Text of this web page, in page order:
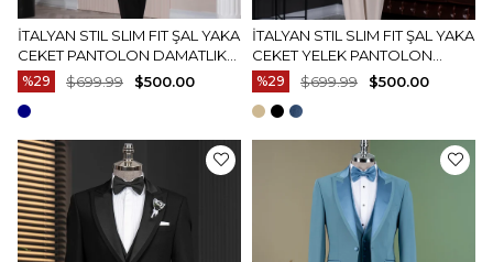
İTALYAN STIL SLIM FIT ŞAL YAKA
CEKET PANTOLON DAMATLIK
SET SIYAH T14285
%29 $500.00
$699.99
İTALYAN STIL SLIM FIT ŞAL YAKA
CEKET YELEK PANTOLON
DAMATLIK SET BEJ T14332
%29 $500.00
$699.99